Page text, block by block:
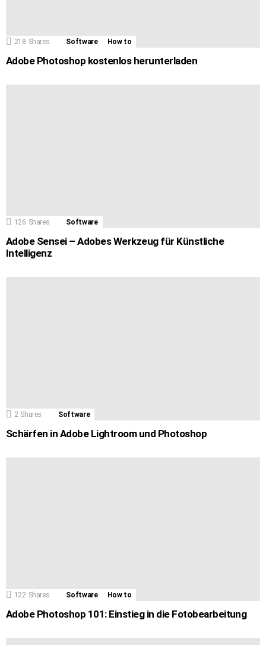
218 Shares Software How to
Adobe Photoshop kostenlos herunterladen
126 Shares Software
Adobe Sensei – Adobes Werkzeug für Künstliche
Intelligenz
2 Shares Software
Schärfen in Adobe Lightroom und Photoshop
122 Shares Software How to
Adobe Photoshop 101: Einstieg in die Fotobearbeitung